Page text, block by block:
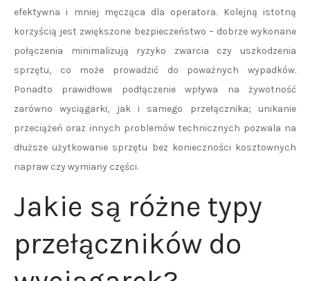
efektywna i mniej męcząca dla operatora. Kolejną istotną
korzyścią jest zwiększone bezpieczeństwo – dobrze wykonane
połączenia minimalizują ryzyko zwarcia czy uszkodzenia
sprzętu, co może prowadzić do poważnych wypadków.
Ponadto prawidłowe podłączenie wpływa na żywotność
zarówno wyciągarki, jak i samego przełącznika; unikanie
przeciążeń oraz innych problemów technicznych pozwala na
dłuższe użytkowanie sprzętu bez konieczności kosztownych
napraw czy wymiany części.
Jakie są różne typy
przełączników do